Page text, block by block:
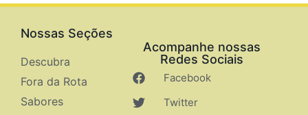
Nossas Seções
Descubra
Fora da Rota
Sabores
Acompanhe nossas
Redes Sociais
Facebook
Twitter